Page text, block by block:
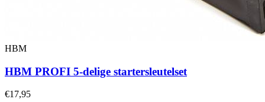
HBM
HBM PROFI 5-delige startersleutelset
€17,95